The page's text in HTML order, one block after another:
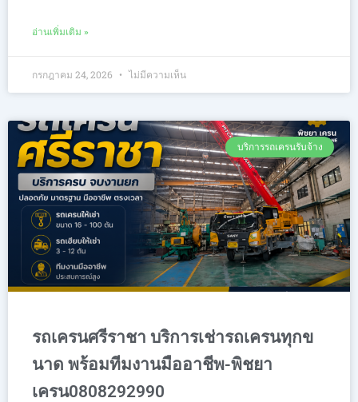
อ่านเพิ่มเติม »
กรกฎาคม 24, 2026 ไม่มีความเห็น
บริการรถเครนรับจ้าง
รถเครนศรีราชา บริการเช่ารถเครนทุกข
นาด พร้อมทีมงานมืออาชีพ-พิชยา
เครน0808292990